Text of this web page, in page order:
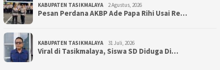
KABUPATEN TASIKMALAYA 2 Agustus, 2026
Pesan Perdana AKBP Ade Papa Rihi Usai Re…
KABUPATEN TASIKMALAYA 31 Juli, 2026
Viral di Tasikmalaya, Siswa SD Diduga Di…